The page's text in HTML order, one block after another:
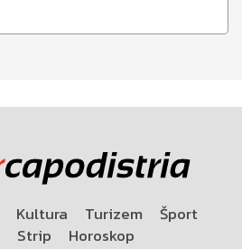
Kultura Turizem
Šport
Strip Horoskop